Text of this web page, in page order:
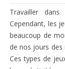
Travailler
Cependant, les
beaucoup de
de nos jours des
Ces types de